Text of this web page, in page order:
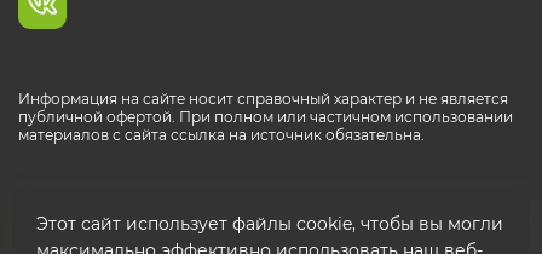
Информация на сайте носит справочный характер и не является
публичной офертой. При полном или частичном использовании
материалов с сайта ссылка на источник обязательна.
Этот сайт использует файлы cookie, чтобы вы могли